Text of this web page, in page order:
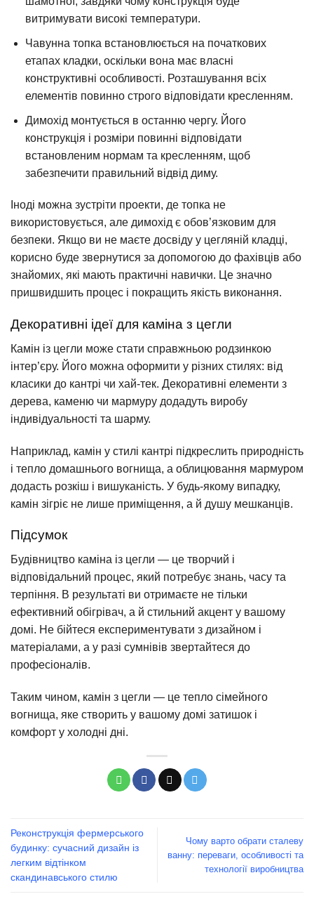
витримувати високі температури.
Чавунна топка встановлюється на початкових
етапах кладки, оскільки вона має власні
конструктивні особливості. Розташування всіх
елементів повинно строго відповідати кресленням.
Димохід монтується в останню чергу. Його
конструкція і розміри повинні відповідати
встановленим нормам та кресленням, щоб
забезпечити правильний відвід диму.
Іноді можна зустріти проекти, де топка не
використовується, але димохід є обов’язковим для
безпеки. Якщо ви не маєте досвіду у цегляній кладці,
корисно буде звернутися за допомогою до фахівців або
знайомих, які мають практичні навички. Це значно
пришвидшить процес і покращить якість виконання.
Декоративні ідеї для каміна з цегли
Камін із цегли може стати справжньою родзинкою
інтер’єру. Його можна оформити у різних стилях: від
класики до кантрі чи хай-тек. Декоративні елементи з
дерева, каменю чи мармуру додадуть виробу
індивідуальності та шарму.
Наприклад, камін у стилі кантрі підкреслить природність
і тепло домашнього вогнища, а облицювання мармуром
додасть розкіш і вишуканість. У будь-якому випадку,
камін зігріє не лише приміщення, а й душу мешканців.
Підсумок
Будівництво каміна із цегли — це творчий і
відповідальний процес, який потребує знань, часу та
терпіння. В результаті ви отримаєте не тільки
ефективний обігрівач, а й стильний акцент у вашому
домі. Не бійтеся експериментувати з дизайном і
матеріалами, а у разі сумнівів звертайтеся до
професіоналів.
Таким чином, камін з цегли — це тепло сімейного
вогнища, яке створить у вашому домі затишок і
комфорт у холодні дні.
Реконструкція фермерського
будинку: сучасний дизайн із
легким відтінком
скандинавського стилю
Чому варто обрати сталеву
ванну: переваги, особливості та
технології виробництва